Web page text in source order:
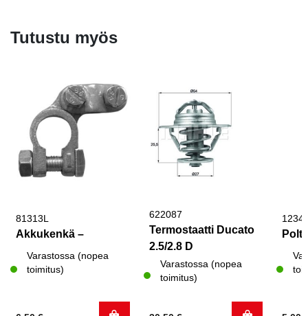
Tutustu myös
81313L
Akkukenkä –
Varastossa (nopea
toimitus)
622087
Termostaatti Ducato
2.5/2.8 D
Varastossa (nopea
toimitus)